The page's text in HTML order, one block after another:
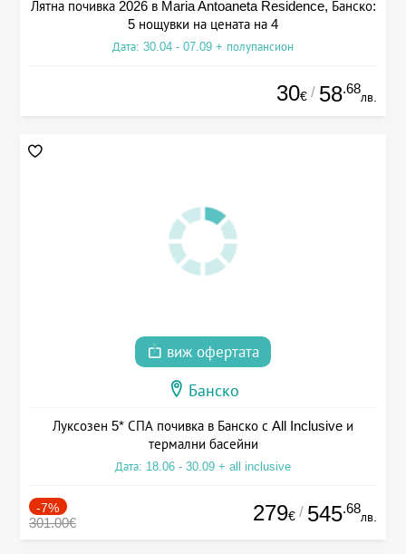
Лятна почивка 2026 в Maria Antoaneta Residence, Банско:
5 нощувки на цената на 4
Дата: 30.04 - 07.09 + полупансион
30€ / 58.68
лв.
виж офертата
Банско
Луксозен 5* СПА почивка в Банско с All Inclusive и
термални басейни
Дата: 18.06 - 30.09 + all inclusive
-7%
301.00€ 279€ / 545.68
лв.